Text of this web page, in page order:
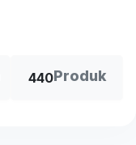
440Produk